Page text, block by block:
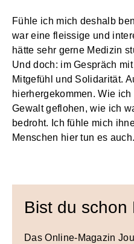
Fühle ich mich deshalb
war eine fleissige und
hätte sehr gerne Medizin
Und doch: im Gespräch
Mitgefühl und Solidarität.
hierhergekommen. Wie
Gewalt geflohen, wie ich
bedroht. Ich fühle mich
Menschen hier tun es auch.
Bist du schon
Das Online-Magazin